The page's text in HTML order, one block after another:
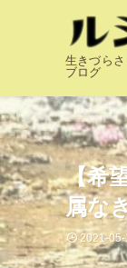
生きづら
ブログ
【希
属な
2021-